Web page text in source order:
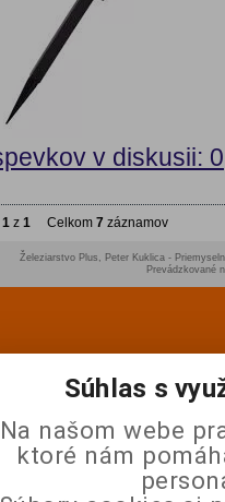
v diskusii: 0
1 z 1 Celkom 7 záznamov
Železiarstvo Plus, Peter Kuklica -
Prevádzkované
Súhlas s
Na našom webe
ktoré nám